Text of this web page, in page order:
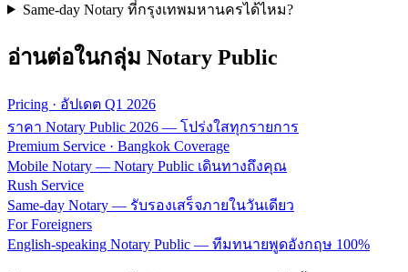
Same-day Notary ที่กรุงเทพมหานครได้ไหม?
อ่านต่อในกลุ่ม Notary Public
Pricing · อัปเดต Q1 2026
ราคา Notary Public 2026 — โปร่งใสทุกรายการ
Premium Service · Bangkok Coverage
Mobile Notary — Notary Public เดินทางถึงคุณ
Rush Service
Same-day Notary — รับรองเสร็จภายในวันเดียว
For Foreigners
English-speaking Notary Public — ทีมทนายพูดอังกฤษ 100%